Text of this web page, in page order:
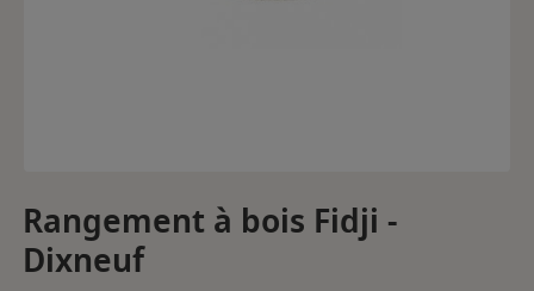
Rangement à bois Fidji -
Dixneuf